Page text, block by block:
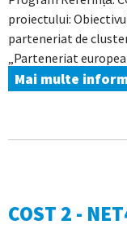
proiectului:
parteneriat de
„Parteneriat
Mai multe
COST 2 -